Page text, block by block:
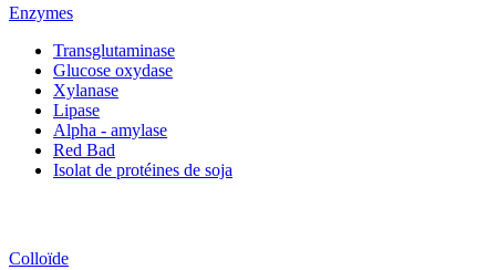
Enzymes
Transglutaminase
Glucose oxydase
Xylanase
Lipase
Alpha - amylase
Red Bad
Isolat de protéines de soja
Colloïde